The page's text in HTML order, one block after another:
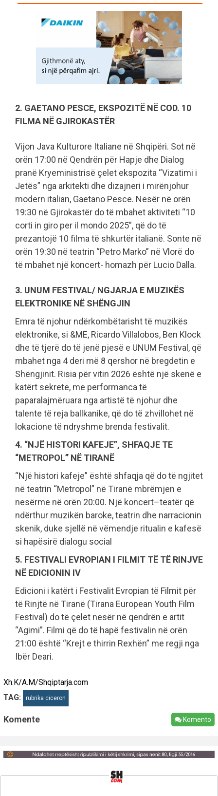
2. GAETANO PESCE, EKSPOZITË NË COD. 10
FILMA NË GJIROKASTËR
Vijon Java Kulturore Italiane në Shqipëri. Sot në
orën 17:00 në Qendrën për Hapje dhe Dialog
pranë Kryeministrisë çelet ekspozita “Vizatimi i
Jetës” nga arkitekti dhe dizajneri i mirënjohur
modern italian, Gaetano Pesce. Nesër në orën
19:30 në Gjirokastër do të mbahet aktiviteti “10
corti in giro per il mondo 2025”, që do të
prezantojë 10 filma të shkurtër italianë. Sonte në
orën 19:30 në teatrin “Petro Marko” në Vlorë do
të mbahet një koncert- homazh për Lucio Dalla.
3. UNUM FESTIVAL/ NGJARJA E MUZIKËS
ELEKTRONIKE NË SHËNGJIN
Emra të njohur ndërkombëtarisht të muzikës
elektronike, si &ME, Ricardo Villalobos, Ben Klock
dhe të tjerë do të jenë pjesë e UNUM Festival, që
mbahet nga 4 deri më 8 qershor në bregdetin e
Shëngjinit. Risia për vitin 2026 është një skenë e
katërt sekrete, me performanca të
paparalajmëruara nga artistë të njohur dhe
talente të reja ballkanike, që do të zhvillohet në
lokacione të ndryshme brenda festivalit.
4. “NJË HISTORI KAFEJE”, SHFAQJE TE
“METROPOL” NË TIRANË
“Një histori kafeje” është shfaqja që do të ngjitet
në teatrin “Metropol” në Tiranë mbrëmjen e
nesërme në orën 20:00. Një koncert–teatër që
ndërthur muzikën baroke, teatrin dhe narracionin
skenik, duke sjellë në vëmendje ritualin e kafesë
si hapësirë dialogu social
5. FESTIVALI EVROPIAN I FILMIT TË TË RINJVE
NË EDICIONIN IV
Edicioni i katërt i Festivalit Evropian të Filmit për
të Rinjtë në Tiranë (Tirana European Youth Film
Festival) do të çelet nesër në qendrën e artit
“Agimi”. Filmi që do të hapë festivalin në orën
21:00 është “Krejt e thirrin Rexhën” me regji nga
Ibër Deari.
Xh.K/A.M/Shqiptarja.com
TAG:
rubrika ciceron
Komente Komento